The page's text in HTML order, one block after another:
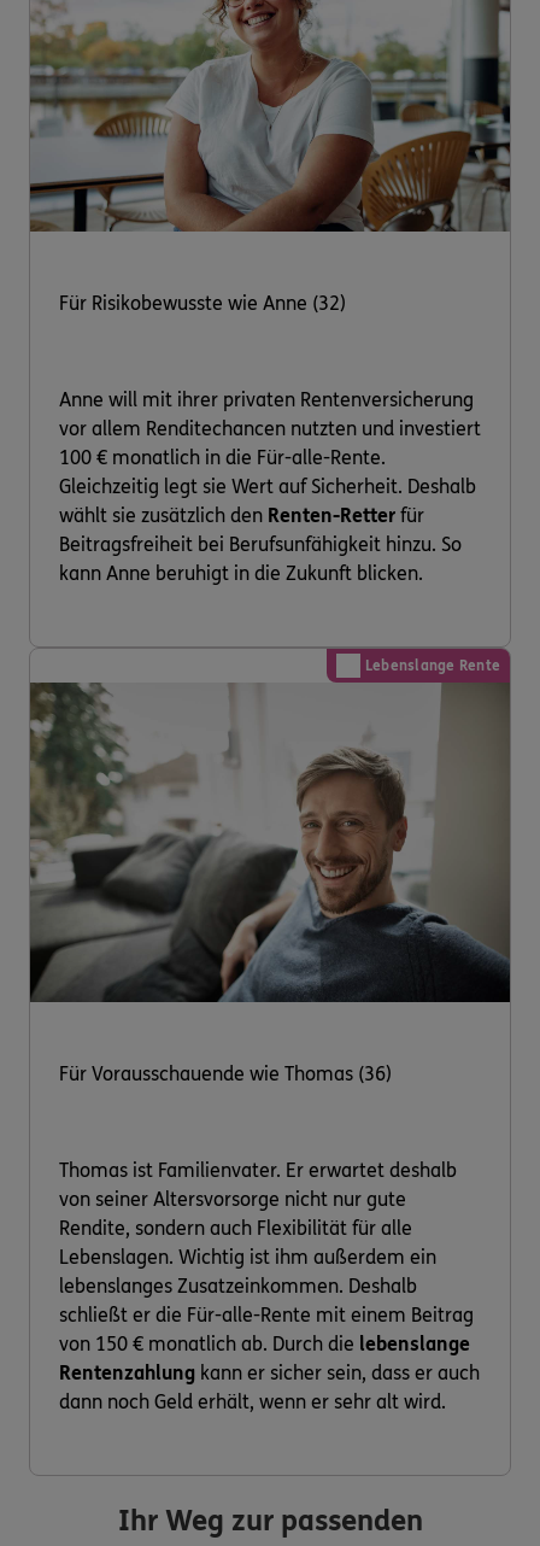
Für Risikobewusste wie Anne (32)
Anne will mit ihrer privaten Rentenversicherung
vor allem Renditechancen nutzten und investiert
100 € monatlich in die Für-alle-Rente.
Gleichzeitig legt sie Wert auf Sicherheit. Deshalb
wählt sie zusätzlich den Renten-Retter für
Beitragsfreiheit bei Berufsunfähigkeit hinzu. So
kann Anne beruhigt in die Zukunft blicken.
Lebenslange Rente
Für Vorausschauende wie Thomas (36)
Thomas ist Familienvater. Er erwartet deshalb
von seiner Altersvorsorge nicht nur gute
Rendite, sondern auch Flexibilität für alle
Lebenslagen. Wichtig ist ihm außerdem ein
lebenslanges Zusatzeinkommen. Deshalb
schließt er die Für-alle-Rente mit einem Beitrag
von 150 € monatlich ab. Durch die lebenslange
Rentenzahlung kann er sicher sein, dass er auch
dann noch Geld erhält, wenn er sehr alt wird.
Ihr Weg zur passenden